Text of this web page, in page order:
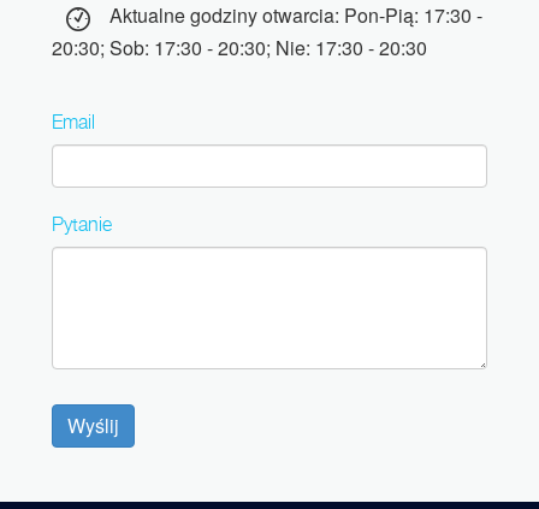
Aktualne godziny otwarcia: Pon-Pią: 17:30 -
20:30; Sob: 17:30 - 20:30; Nie: 17:30 - 20:30
Email
Pytanie
Wyślij